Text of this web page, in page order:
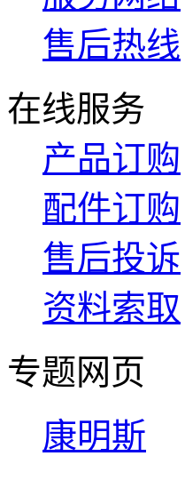
售后热线
在线服务
产品订购
配件订购
售后投诉
资料索取
专题网页
康明斯